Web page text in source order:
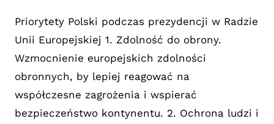
Priorytety Polski podczas prezydencji w Radzie
Unii Europejskiej 1. Zdolność do obrony.
Wzmocnienie europejskich zdolności
obronnych, by lepiej reagować na
współczesne zagrożenia i wspierać
bezpieczeństwo kontynentu. 2. Ochrona ludzi i